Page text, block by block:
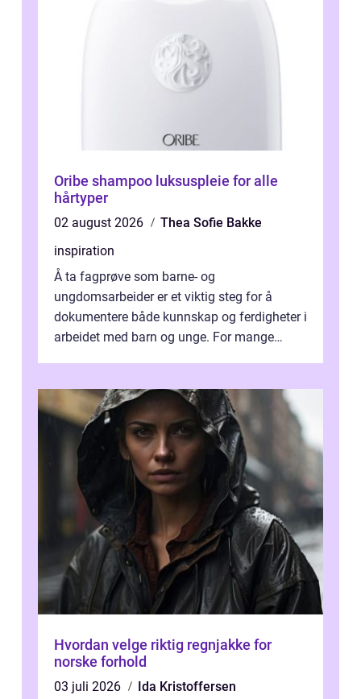
Oribe shampoo luksuspleie for alle
hårtyper
02 august 2026
Thea Sofie Bakke
inspiration
Å ta fagprøve som barne- og
ungdomsarbeider er et viktig steg for å
dokumentere både kunnskap og ferdigheter i
arbeidet med barn og unge. For mange
Hvordan velge riktig regnjakke for
norske forhold
03 juli 2026
Ida Kristoffersen